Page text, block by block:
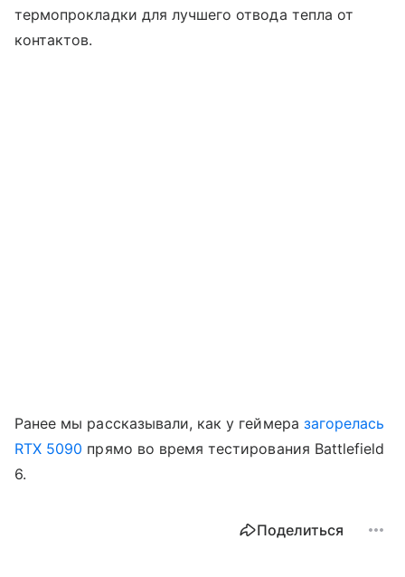
термопрокладки для лучшего отвода тепла от
контактов.
Ранее мы рассказывали, как у геймера загорелась
RTX 5090 прямо во время тестирования Battlefield
6.
Поделиться